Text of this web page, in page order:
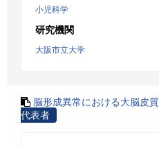
小児科学
研究機関
大阪市立大学
脳形成異常における大脳皮
代表者